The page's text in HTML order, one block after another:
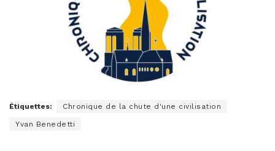
Étiquettes: Chronique de la chute d'une civilisation
Yvan Benedetti